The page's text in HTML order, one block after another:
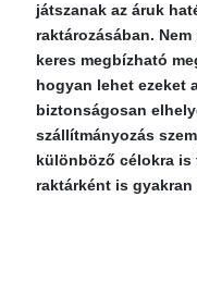
játszanak az áruk
raktározásában.
keres megbízható
hogyan lehet ezeket
biztonságosan
szállítmányozás
különböző célokra is
raktárként is